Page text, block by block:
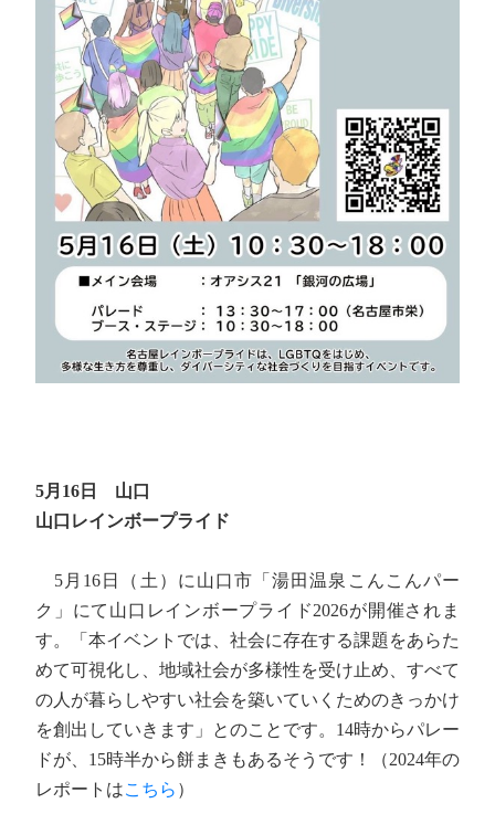
5月16日 山口
山口レインボープライド
5月16日（土）に山口市「湯田温泉こんこんパー
ク」にて山口レインボープライド2026が開催されま
す。「本イベントでは、社会に存在する課題をあらた
めて可視化し、地域社会が多様性を受け止め、すべて
の人が暮らしやすい社会を築いていくためのきっかけ
を創出していきます」とのことです。14時からパレー
ドが、15時半から餅まきもあるそうです！（2024年の
レポートはこちら ）